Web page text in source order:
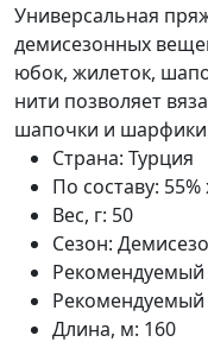
Универсальная
демисезонных
юбок, жилеток,
нити позволяет
шапочки и
Страна: Турция
По составу:
Вес, г: 50
Сезон:
Длина, м: 160